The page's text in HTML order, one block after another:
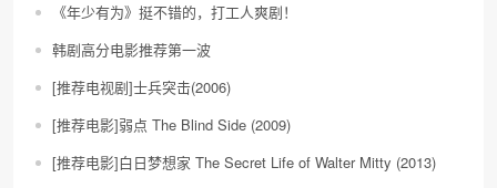
《年少有为》挺不错的，打工人爽剧！
韩剧高分电影推荐第一波
[推荐电视剧]士兵突击(2006)
[推荐电影]弱点 The Blind Side (2009)
[推荐电影]白日梦想家 The Secret Life of Walter Mitty (2013)